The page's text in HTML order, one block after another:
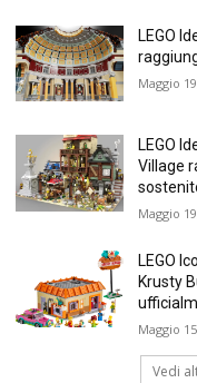
LEGO
Maggio
LEGO
Village
Maggio
LEGO
Krusty
Maggio
Vedi